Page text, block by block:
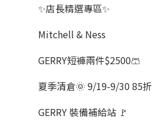
✨店長精選專區✨
Mitchell & Ness
GERRY短褲兩件$2500🩳
夏季清倉🌞 9/19-9/30 85折
GERRY 裝備補給站 🚩